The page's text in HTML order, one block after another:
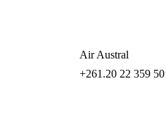
Air Austral
+261.20 22 359 50